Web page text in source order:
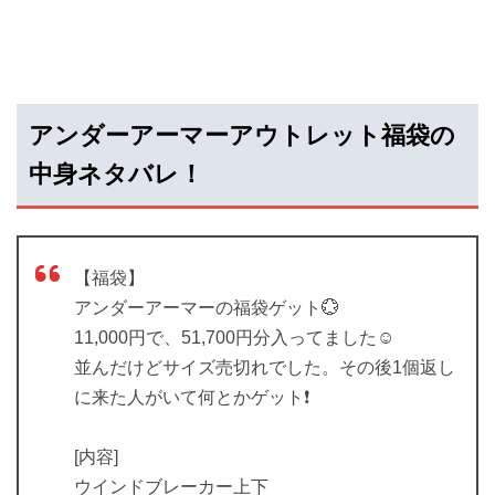
アンダーアーマーアウトレット福袋の
中身ネタバレ！
【福袋】
アンダーアーマーの福袋ゲット💮
11,000円で、51,700円分入ってました☺️
並んだけどサイズ売切れでした。その後1個返し
に来た人がいて何とかゲット❗️
[内容]
ウインドブレーカー上下